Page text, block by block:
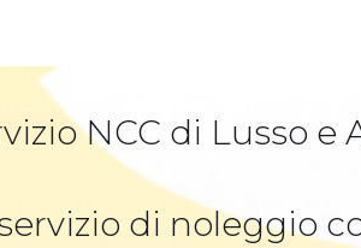
NCC di Lusso e
di noleggio